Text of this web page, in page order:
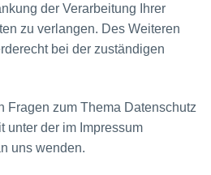
der Verarbeitung Ihrer
zu verlangen. Des Weiteren
bei der zuständigen
Fragen zum Thema Datenschutz
unter der im Impressum
uns wenden.